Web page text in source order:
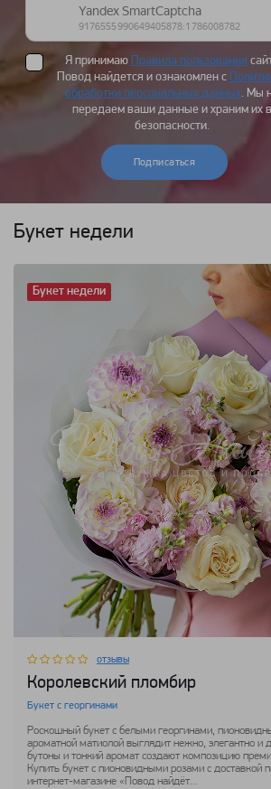
Я принимаю Правила пользования
Повод найдется и ознакомлен с
обработки персональных данных. Мы
передаем ваши данные и храним их в
безопасности.
Подписаться
Букет недели
отзывы
Королевский пломбир
Букет с георгинами
Роскошный букет с белыми георгинами,
ароматной матиолой выглядит нежно, элегантно
бутоны и тонкий аромат создают композицию
Купить букет с пионовидными розами с доставкой
интернет-магазине «Повод найдёт...
Букет недели